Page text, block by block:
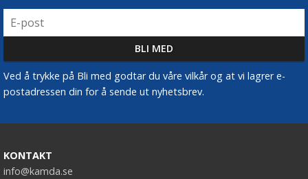
Ved å trykke på Bli med godtar du våre vilkår og at vi lagrer e-
postadressen din for å sende ut nyhetsbrev.
KONTAKT
info@kamda.se